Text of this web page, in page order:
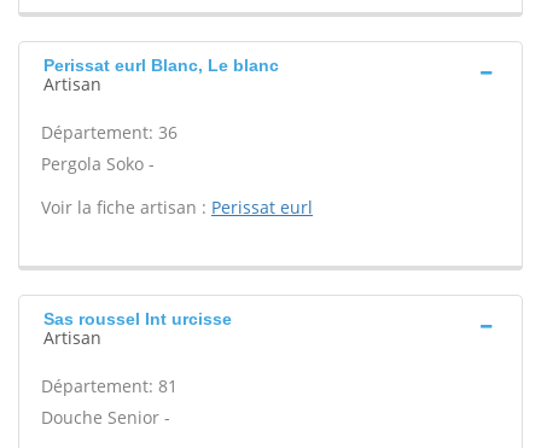
Perissat eurl Blanc, Le blanc
Artisan
Département: 36
Pergola Soko -
Voir la fiche artisan : Perissat eurl
Sas roussel Int urcisse
Artisan
Département: 81
Douche Senior -